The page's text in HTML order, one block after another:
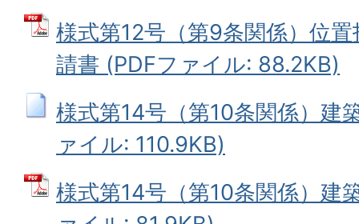
様式第12号（第9条関係）位
請書 (PDFファイル: 88.2KB)
様式第14号（第10条関係）建
ァイル: 110.9KB)
様式第14号（第10条関係）建